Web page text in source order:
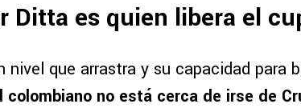
Ditta es quien libera el
nivel que arrastra y su capacidad para
colombiano no está cerca de irse de